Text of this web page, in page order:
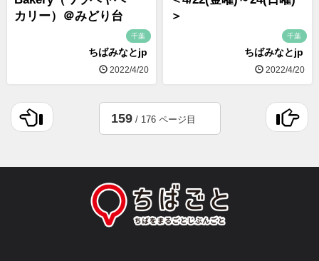
カリー）＠みどり台
千葉
ちばみなとjp
2022/4/20
＞
千葉
ちばみなとjp
2022/4/20
159/ 176 ページ目